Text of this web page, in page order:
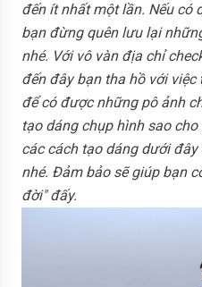
đến ít nhất một lần. Nếu có
bạn đừng quên lưu lại
nhé. Với vô vàn địa chỉ
đến đây bạn tha hồ với việc
để có được những pô ảnh
tạo dáng chụp hình sao
các cách tạo dáng dưới
nhé. Đảm bảo sẽ giúp bạn
đời" đấy.